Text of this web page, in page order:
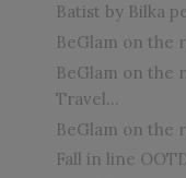
Batist by Bilka
BeGlam on the
BeGlam on the
Travel...
BeGlam on the
Fall in line